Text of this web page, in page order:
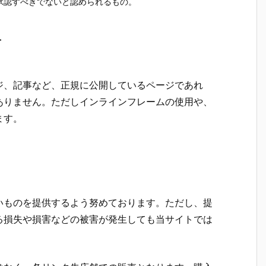
記事など、正規に公開しているページであれ
ません。ただしインラインフレームの使用や、
。
のを提供するよう努めております。ただし、提
失や損害などの被害が発生しても当サイトでは